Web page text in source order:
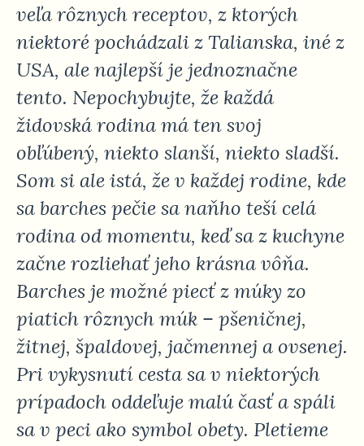
veľa rôznych receptov, z ktorých
niektoré pochádzali z Talianska, iné z
USA, ale najlepší je jednoznačne
tento. Nepochybujte, že každá
židovská rodina má ten svoj
obľúbený, niekto slanší, niekto sladší.
Som si ale istá, že v každej rodine, kde
sa barches pečie sa naňho teší celá
rodina od momentu, keď sa z kuchyne
začne rozliehať jeho krásna vôňa.
Barches je možné piecť z múky zo
piatich rôznych múk – pšeničnej,
žitnej, špaldovej, jačmennej a ovsenej.
Pri vykysnutí cesta sa v niektorých
prípadoch oddeľuje malú časť a spáli
sa v peci ako symbol obety. Pletieme